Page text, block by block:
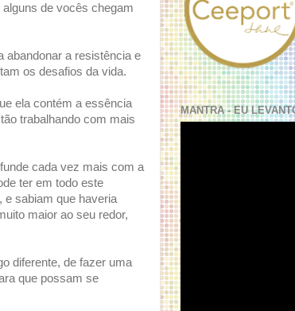
de vocês chegam
abandonar a resistência e
os desafios da vida.
ela contém a essência
trabalhando com mais
cada vez mais com a
ter em todo este
e sabiam que haveria
maior ao seu redor,
diferente, de fazer uma
que possam se
MANTRA - EU